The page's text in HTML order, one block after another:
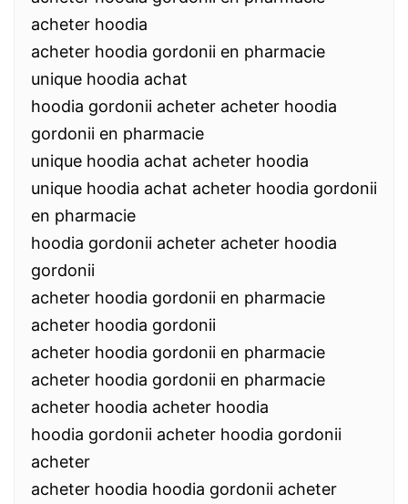
acheter hoodia
acheter hoodia gordonii en pharmacie
unique hoodia achat
hoodia gordonii acheter acheter hoodia
gordonii en pharmacie
unique hoodia achat acheter hoodia
unique hoodia achat acheter hoodia gordonii
en pharmacie
hoodia gordonii acheter acheter hoodia
gordonii
acheter hoodia gordonii en pharmacie
acheter hoodia gordonii
acheter hoodia gordonii en pharmacie
acheter hoodia gordonii en pharmacie
acheter hoodia acheter hoodia
hoodia gordonii acheter hoodia gordonii
acheter
acheter hoodia hoodia gordonii acheter